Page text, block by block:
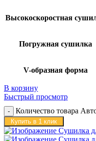
Высокоскоростная
Погружная сушилка
V-образная форма
В корзину
Быстрый просмотр
Количество товара
Купить в 1 клик